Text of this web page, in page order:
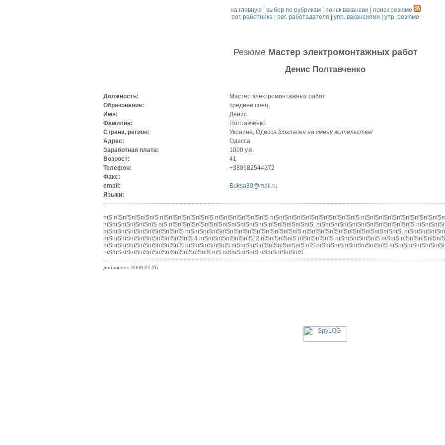
на главную| выбор по рубрикам| поиск вакансии
поиск резюме
рег. работника |рег. работадателя |упр. вакансиями |упр. резюме
Резюме Мастер электромонтажных работ
Денис Полтавченко
Должность:
Мастер электромонтажных работ
Образование:
среднее спец.
Имя:
Денис
Фамилия:
Полтавченко
Страна, регион:
Украина, Одесса /согласен на смену жительства/
Адрес:
Одесса
Заработная плата:
1000 у.е.
Возрост:
41
Телефон:
+380682544272
Факс:
email:
Buksa80@mail.ru
Языки:
пїЅ пїЅпїЅпїЅпїЅпїЅ пїЅпїЅпїЅпїЅпїЅпїЅ пїЅпїЅпїЅпїЅпїЅпїЅ пїЅпїЅпїЅпїЅпїЅпїЅпїЅпїЅпїЅпїЅ
пїЅпїЅпїЅпїЅпїЅпїЅ пїЅ пїЅпїЅпїЅпїЅпїЅпїЅпїЅпїЅпїЅпїЅпїЅ пїЅпїЅпїЅпїЅпїЅ. пїЅпїЅпїЅпїЅпїЅпїЅпїЅпїЅпїЅпїЅпїЅ
пїЅпїЅпїЅпїЅпїЅпїЅпїЅпїЅпїЅ пїЅпїЅпїЅпїЅпїЅпїЅпїЅпїЅпїЅпїЅпїЅпїЅпїЅ пїЅпїЅпїЅпїЅпїЅпїЅпїЅпїЅпїЅпїЅпїЅ,
пїЅпїЅпїЅпїЅпїЅпїЅпїЅпїЅпїЅпїЅ 4 пїЅпїЅпїЅпїЅпїЅпїЅ. 2 пїЅпїЅпїЅпїЅ пїЅпїЅпїЅпїЅ пїЅпїЅпїЅпїЅпїЅ пїЅпїЅ
пїЅпїЅпїЅпїЅпїЅпїЅпїЅпїЅпїЅ пїЅпїЅпїЅпїЅпїЅ.пїЅпїЅпїЅ пїЅпїЅпїЅпїЅпїЅ пїЅ пїЅпїЅпїЅпїЅпїЅпїЅпїЅпїЅ
пїЅпїЅпїЅпїЅпїЅпїЅпїЅпїЅпїЅпїЅпїЅпїЅ пїЅ пїЅпїЅпїЅпїЅпїЅпїЅпїЅпїЅпїЅ.
добавлено 2008-01-26